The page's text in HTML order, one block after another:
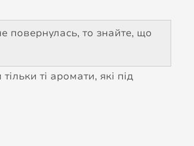
повернулась, то знайте, що
ті аромати, які під